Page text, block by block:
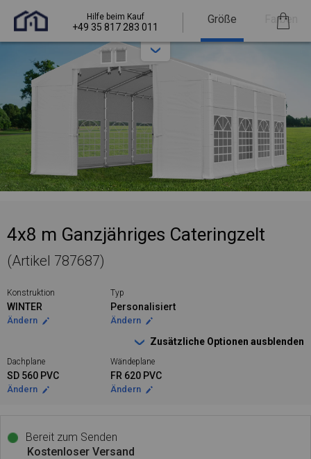
Hilfe beim Kauf
+49 35 817 283 011
Größe Farben
4x8 m Ganzjähriges Cateringzelt
(Artikel 787687)
Konstruktion
WINTER
Ändern
Typ
Personalisiert
Ändern
Zusätzliche Optionen ausblenden
Dachplane
SD 560 PVC
Ändern
Wändeplane
FR 620 PVC
Ändern
Bereit zum Senden
Kostenloser Versand